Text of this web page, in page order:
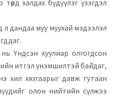
халдах бүдүүлэг үзэгдэл
дандаа муу муухай мэдээлэл
Үндсэн хуулиар олгогдсон
итгэл үнэмшилтэй байдаг,
хил хязгаарыг давж гутаан
олон нийтийн сүлжээ